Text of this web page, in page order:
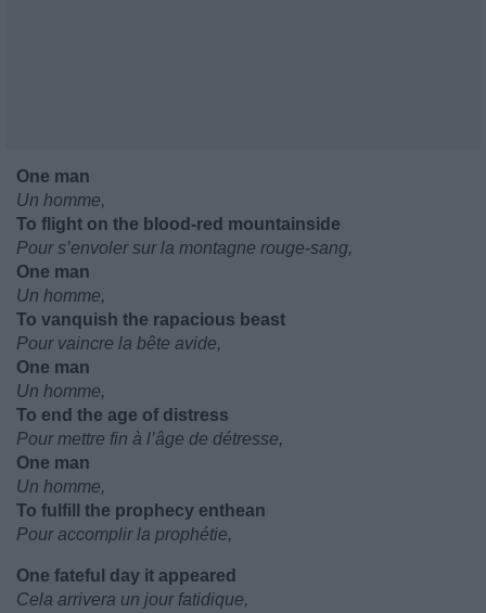
One man
Un homme,
To flight on the blood-red mountainside
Pour s’envoler sur la montagne rouge-sang,
One man
Un homme,
To vanquish the rapacious beast
Pour vaincre la bête avide,
One man
Un homme,
To end the age of distress
Pour mettre fin à l’âge de détresse,
One man
Un homme,
To fulfill the prophecy enthean
Pour accomplir la prophétie,
One fateful day it appeared
Cela arrivera un jour fatidique,